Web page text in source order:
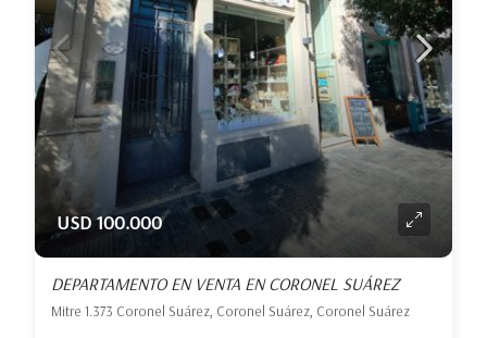
USD 100.000
DEPARTAMENTO EN VENTA EN CORONEL SUÁREZ
Mitre 1.373 Coronel Suárez, Coronel Suárez, Coronel Suárez